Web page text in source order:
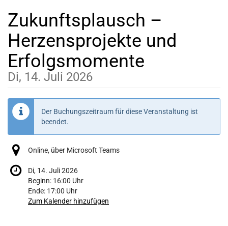
Haupt-
springen
Zukunftsplausch –
Herzensprojekte und
Erfolgsmomente
Di, 14. Juli 2026
Der Buchungszeitraum für diese Veranstaltung ist
beendet.
Online, über Microsoft Teams
Di, 14. Juli 2026
Beginn: 16:00 Uhr
Ende: 17:00 Uhr
Zum Kalender hinzufügen